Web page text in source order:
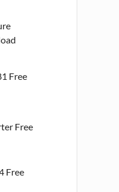
Free
Free
Free